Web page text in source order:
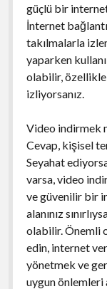
güçlü bir internet
İnternet
takılmalarla
yaparken
olabilir,
izliyorsanız.
Video indirmek
Cevap, kişisel
Seyahat
varsa, video
ve güvenilir bir
alanınız
olabilir. Önemli
edin, internet
yönetmek ve
uygun önlemleri